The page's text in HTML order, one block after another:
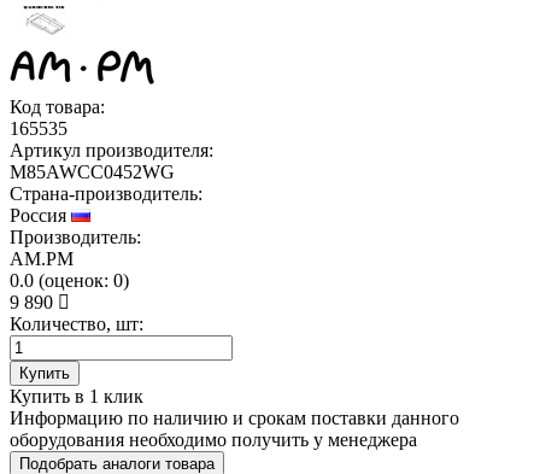
Код товара:
165535
Артикул производителя:
M85AWCC0452WG
Страна-производитель:
Россия
Производитель:
AM.PM
0.0 (оценок: 0)
9 890
Количество, шт:
Купить
Купить в 1 клик
Информацию по наличию и срокам поставки данного
оборудования необходимо получить у менеджера
Подобрать аналоги товара